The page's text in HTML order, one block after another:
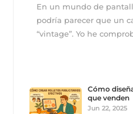
En un mundo de
podría parecer que un
“vintage”. Yo he
Cómo
que venden
Jun 22, 2025